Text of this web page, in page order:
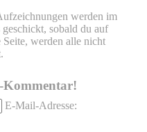
werden im
sobald du auf
werden alle nicht
Kommentar!
E-Mail-Adresse: